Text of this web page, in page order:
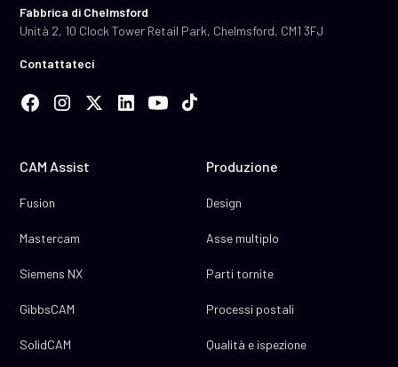
Fabbrica di Chelmsford
Unità 2, 10 Clock Tower Retail Park, Chelmsford, CM1 3FJ
Contattateci
CAM Assist
Fusion
Mastercam
Siemens NX
GibbsCAM
SolidCAM
Produzione
Design
Asse multiplo
Parti tornite
Processi postali
Qualità e ispezione